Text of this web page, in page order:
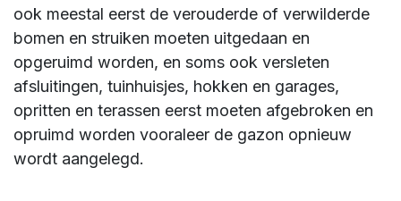
ook meestal eerst de verouderde of verwilderde
bomen en struiken moeten uitgedaan en
opgeruimd worden, en soms ook versleten
afsluitingen, tuinhuisjes, hokken en garages,
opritten en terassen eerst moeten afgebroken en
opruimd worden vooraleer de gazon opnieuw
wordt aangelegd.